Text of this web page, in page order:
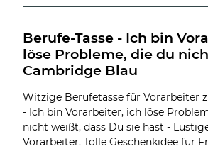
Berufe-Tasse - Ich bin
löse Probleme, die du
Cambridge Blau
Witzige Berufetasse für Vorarbeiter
- Ich bin Vorarbeiter, ich löse
nicht weißt, dass Du sie hast -
Vorarbeiter. Tolle Geschenkidee für